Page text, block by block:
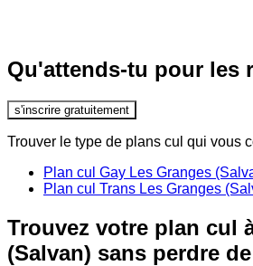
Qu'attends-tu pour les
s'inscrire gratuitement
Trouver le type de plans cul qui vous
Plan cul Gay Les Granges
Plan cul Trans Les Granges
Trouvez votre plan cul
(Salvan) sans perdre